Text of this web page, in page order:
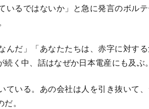
いるではないか」と急に発言のボル
んだ」「あなたたちは、赤字に対す
く中、話はなぜか日本電産にも及ぶ。
ている。あの会社は人を引き抜いて
。